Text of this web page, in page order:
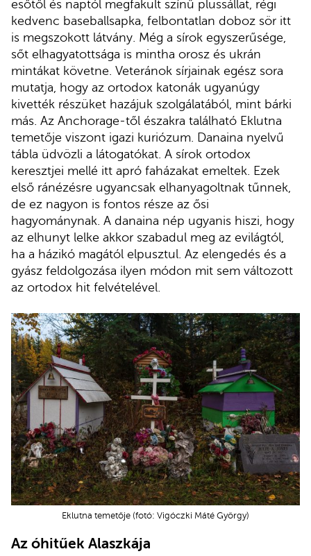
esőtől és naptól megfakult színű plüssállat, régi
kedvenc baseballsapka, felbontatlan doboz sör itt
is megszokott látvány. Még a sírok egyszerűsége,
sőt elhagyatottsága is mintha orosz és ukrán
mintákat követne. Veteránok sírjainak egész sora
mutatja, hogy az ortodox katonák ugyanúgy
kivették részüket hazájuk szolgálatából, mint bárki
más. Az Anchorage-től északra található Eklutna
temetője viszont igazi kuriózum. Danaina nyelvű
tábla üdvözli a látogatókat. A sírok ortodox
keresztjei mellé itt apró faházakat emeltek. Ezek
első ránézésre ugyancsak elhanyagoltnak tűnnek,
de ez nagyon is fontos része az ősi
hagyománynak. A danaina nép ugyanis hiszi, hogy
az elhunyt lelke akkor szabadul meg az evilágtól,
ha a házikó magától elpusztul. Az elengedés és a
gyász feldolgozása ilyen módon mit sem változott
az ortodox hit felvételével.
Eklutna temetője (fotó: Vigóczki Máté György)
Az óhitűek Alaszkája